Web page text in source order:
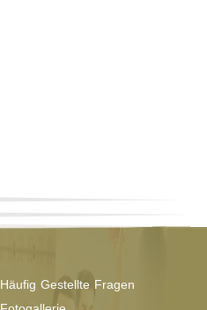
Häufig Gestellte Fragen